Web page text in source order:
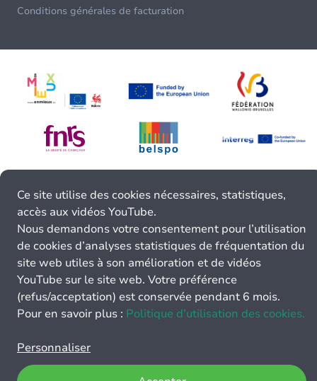
Conditions générales de facturation
Ce site utilise des cookies nécessaires, statistiques,
accès aux vidéos YouTube.
Nous demandons votre consentement pour l’utilisation
de cookies d’analyses statistiques de fréquentation du
site web utiles à son amélioration et de vidéos
YouTube sur le site web. Votre préférence
(refus/acceptation) est conservée pendant 6 mois.
Pour en savoir plus : Politique d’utilisation des cookies.
Personnaliser